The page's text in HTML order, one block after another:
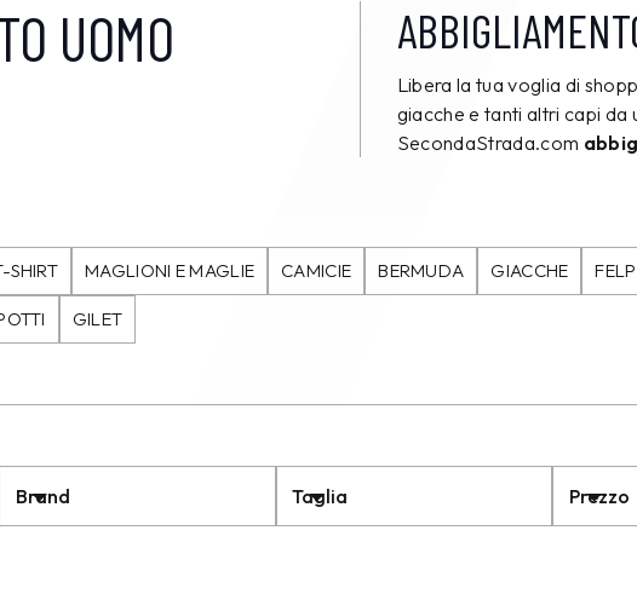
UOMO
Libera la tua voglia di
giacche e tanti altri capi
SecondaStrada.com
SHIRT MAGLIONI E MAGLIE CAMICIE BERMUDA GIACCHE
GILET
Brand Taglia Prezzo